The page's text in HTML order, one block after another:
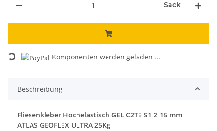
Sack
Loading... Komponenten werden geladen ...
Beschreibung
Fliesenkleber Hochelastisch GEL C2TE S1 2-15 mm
ATLAS GEOFLEX ULTRA 25Kg